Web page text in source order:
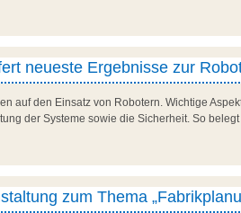
neueste Ergebnisse zur
auf den Einsatz von Robotern. Wichtige
der Systeme sowie die Sicherheit. So
zum Thema